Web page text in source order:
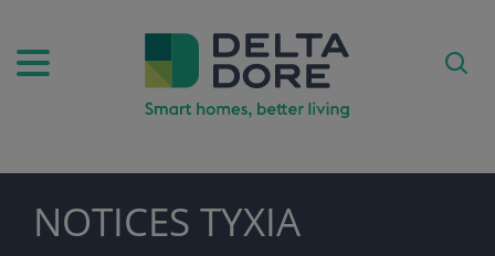
NOTICES TYXIA